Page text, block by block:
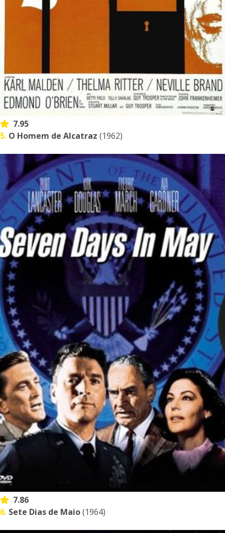
7.95
5. O Homem de Alcatraz (1962)
7.86
6. Sete Dias de Maio(1964)